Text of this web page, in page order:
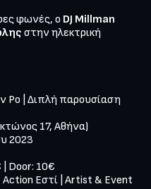
φωνές, ο DJ Millman
στην ηλεκτρική
Ρο | Διπλή παρουσίαση
17, Αθήνα)
2023
| Door: 10€
Action Εστί | Artist & Event